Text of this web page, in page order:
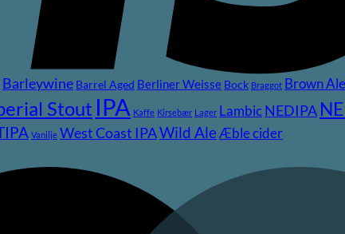
Barleywine Barrel Aged Berliner Weisse Bock Braggot Brown Ale
Stout IPA Kaffe Kirsebær Lager Lambic NEDIPA
Vanilje West Coast IPAWild Ale Æble cider